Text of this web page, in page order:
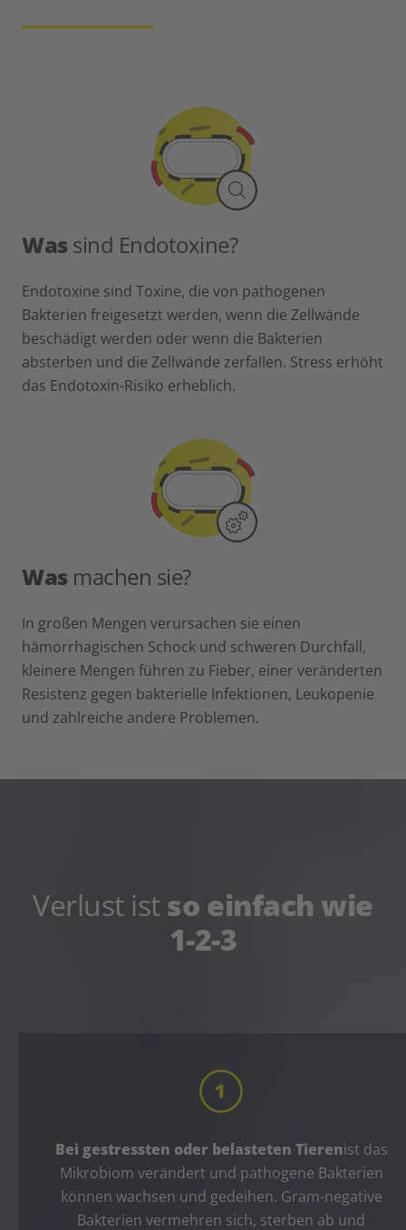
Wassind Endotoxine?
Endotoxine sind Toxine, die von pathogenen
Bakterien freigesetzt werden, wenn die Zellwände
beschädigt werden oder wenn die Bakterien
absterben und die Zellwände zerfallen. Stress erhöht
das Endotoxin-Risiko erheblich.
Wasmachen sie?
In großen Mengen verursachen sie einen
hämorrhagischen Schock und schweren Durchfall,
kleinere Mengen führen zu Fieber, einer veränderten
Resistenz gegen bakterielle Infektionen, Leukopenie
und zahlreiche andere Problemen.
Verlust istso einfach wie
1-2-3
Bei gestressten oder belasteten Tierenist das
Mikrobiom verändert und pathogene Bakterien
können wachsen und gedeihen. Gram-negative
Bakterien vermehren sich, sterben ab und